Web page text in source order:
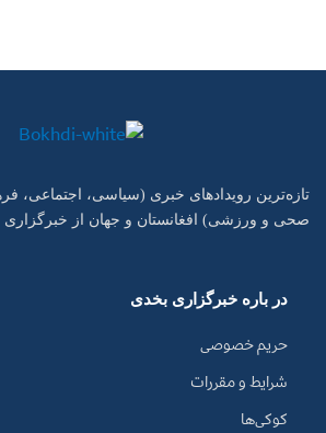
تازه‌ترین رویدادهای خبری (سیاسی، اجتماعی،
صحی و ورزشی) افغانستان و جهان از خبرگزاری
در باره خبرگزاری بخدی
حریم خصوصی
شرایط و مقررات
کوکی‌ها